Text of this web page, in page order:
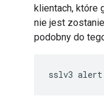
klientach, które
nie jest
podobny do
sslv3 alert